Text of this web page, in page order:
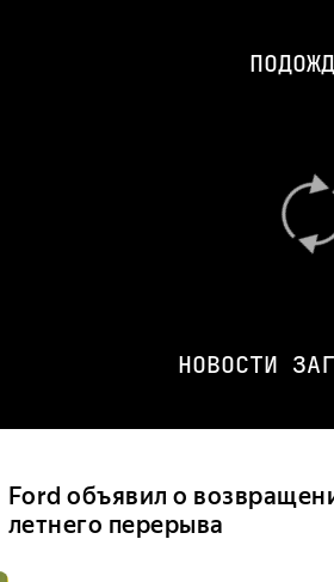
НОВОСТИ
Ford объявил о
летнего перерыва